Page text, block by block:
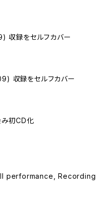
収録をセルフカバー
収録をセルフカバー
み初CD化
performance, Recording